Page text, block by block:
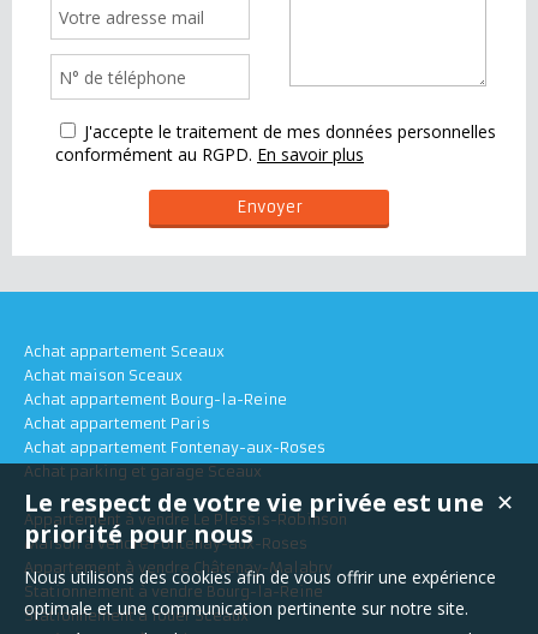
J'accepte le traitement de mes données personnelles
conformément au RGPD. En savoir plus
Achat appartement Sceaux
Achat maison Sceaux
Achat appartement Bourg-la-Reine
Achat appartement Paris
Achat appartement Fontenay-aux-Roses
Achat parking et garage Sceaux
Appartement à vendre Le Plessis-Robinson
Maison à vendre Fontenay-aux-Roses
Appartement à vendre Châtenay-Malabry
Stationnement à vendre Bourg-la-Reine
Stationnement à louer Sceaux
✕
Le respect de votre vie privée est une
priorité pour nous
Nous utilisons des cookies afin de vous offrir une expérience
optimale et une communication pertinente sur notre site.